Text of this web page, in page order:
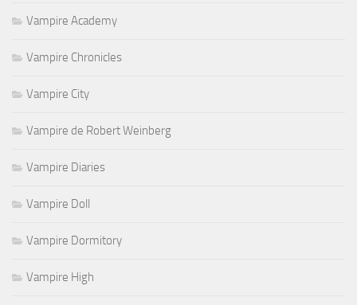
Vampire Academy
Vampire Chronicles
Vampire City
Vampire de Robert Weinberg
Vampire Diaries
Vampire Doll
Vampire Dormitory
Vampire High